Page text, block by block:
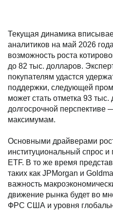
Текущая динамика
аналитиков на май 2026
возможность роста
до 82 тыс. долларов.
покупателям удастся
поддержки, следующей
может стать отметка 93 тыс.
долгосрочной перспективе
максимумам.
Основными драйверами
институциональный спрос и
ETF. В то же время
таких как JPMorgan и
важность
движение рынка будет во
ФРС США и уровня